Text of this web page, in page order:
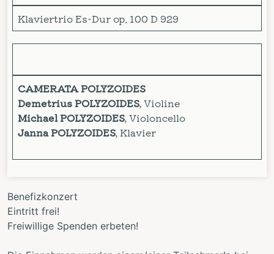
Klaviertrio Es-Dur op. 100 D 929
CAMERATA POLYZOIDES
Demetrius POLYZOIDES, Violine
Michael POLYZOIDES, Violoncello
Janna POLYZOIDES, Klavier
Benefizkonzert
Eintritt frei!
Freiwillige Spenden erbeten!